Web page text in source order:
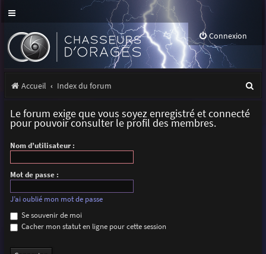
Connexion
Accueil Index du forum
Le forum exige que vous soyez enregistré et connecté
pour pouvoir consulter le profil des membres.
Nom d’utilisateur :
Mot de passe :
J’ai oublié mon mot de passe
Se souvenir de moi
Cacher mon statut en ligne pour cette session